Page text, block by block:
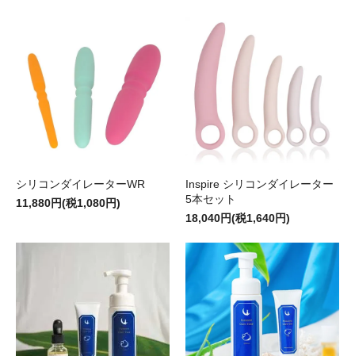
シリコンダイレーターWR
11,880円(税1,080円)
Inspire シリコンダイレーター
5本セット
18,040円(税1,640円)